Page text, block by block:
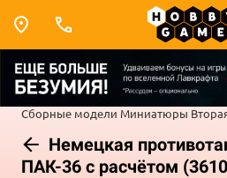
Сборные модели Миниатюры
Немецкая
ПАК-36 с расчётом